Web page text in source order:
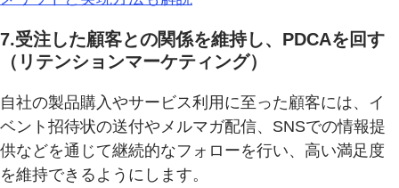
7.受注した顧客との関係を維持し、PDCAを回す
（リテンションマーケティング）
自社の製品購入やサービス利用に至った顧客には、イ
ベント招待状の送付やメルマガ配信、SNSでの情報提
供などを通じて継続的なフォローを行い、高い満足度
を維持できるようにします。